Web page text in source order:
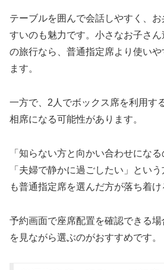
テーブルを囲んで会話しやすく、
すいのも魅力です。小さなお子さ
の旅行なら、普通指定席より使いや
ます。
一方で、2人でボックス席を利用す
相席になる可能性があります。
「知らない方と向かい合わせになる
「夫婦で静かに過ごしたい」とい
も普通指定席を選んだ方が落ち着け
予約画面で座席配置を確認できる
を見ながら選ぶのがおすすめです。